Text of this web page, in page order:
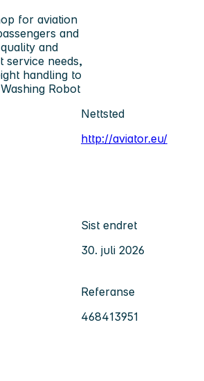
for aviation
and
and
needs,
handling to
Robot
Nettsted
http://aviator.eu/
Sist endret
30. juli 2026
Referanse
468413951